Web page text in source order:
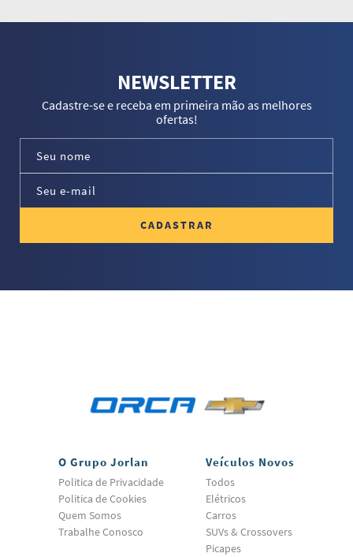
NEWSLETTER
Cadastre-se e receba em primeira mão as melhores
ofertas!
CADASTRAR
O Grupo Jorlan
Politica de Privacidade
Politica de Cookies
Quem Somos
Trabalhe Conosco
Veículos Novos
Todos
Elétricos
Carros
SUVs & Crossovers
Picapes